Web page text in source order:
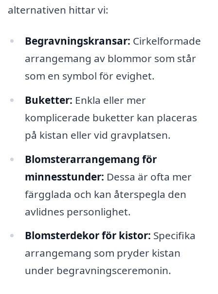
alternativen hittar vi:
Begravningskransar: Cirkelformade
arrangemang av blommor som står
som en symbol för evighet.
Buketter: Enkla eller mer
komplicerade buketter kan placeras
på kistan eller vid gravplatsen.
Blomsterarrangemang för
minnesstunder: Dessa är ofta mer
färgglada och kan återspegla den
avlidnes personlighet.
Blomsterdekor för kistor: Specifika
arrangemang som pryder kistan
under begravningsceremonin.